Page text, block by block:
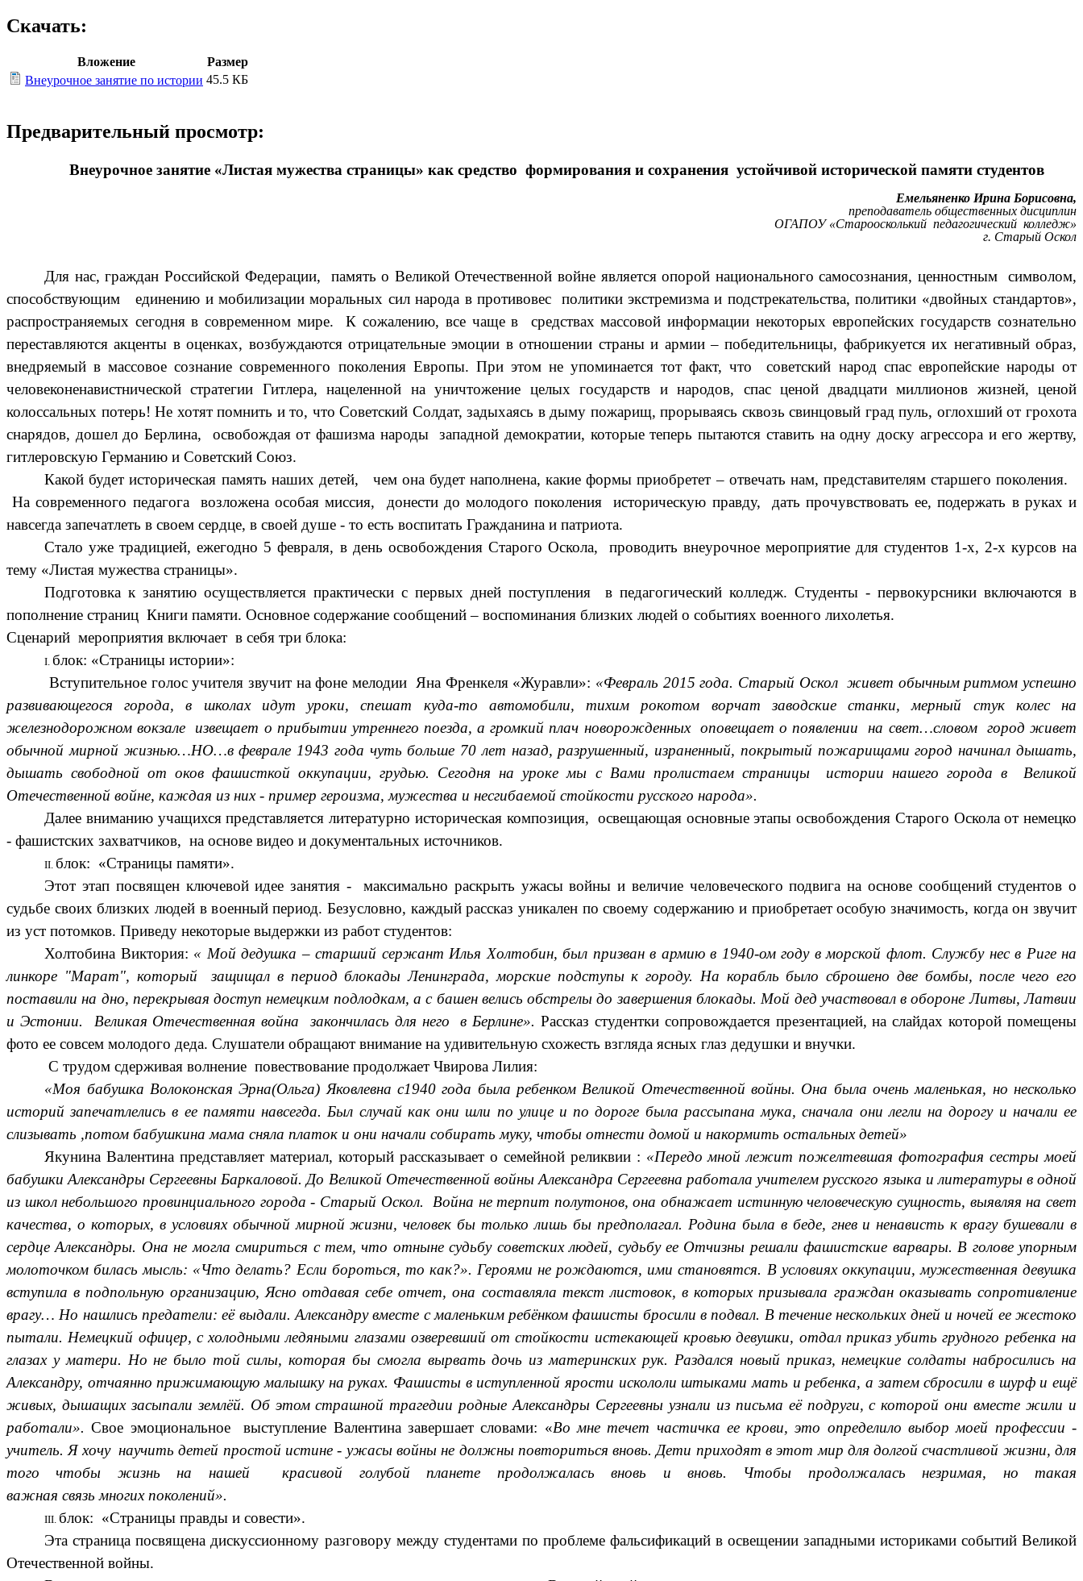
Скачать:
Вложение
Размер
Внеурочное занятие по истории 45.5 КБ
Предварительный просмотр:
Внеурочное занятие «Листая мужества страницы» как средство формирования и сохранения устойчивой исторической памяти студентов
Емельяненко Ирина Борисовна,
преподаватель общественных дисциплин
ОГАПОУ «Староосколький педагогический колледж»
г. Старый Оскол
Для нас, граждан Российской Федерации, память о Великой Отечественной войне является опорой национального самосознания, ценностным символом,
способствующим единению и мобилизации моральных сил народа в противовес политики экстремизма и подстрекательства, политики «двойных стандартов»,
распространяемых сегодня в современном мире. К сожалению, все чаще в средствах массовой информации некоторых европейских государств сознательно
переставляются акценты в оценках, возбуждаются отрицательные эмоции в отношении страны и армии – победительницы, фабрикуется их негативный образ,
внедряемый в массовое сознание современного поколения Европы. При этом не упоминается тот факт, что советский народ спас европейские народы от
человеконенавистнической стратегии Гитлера, нацеленной на уничтожение целых государств и народов, спас ценой двадцати миллионов жизней, ценой
колоссальных потерь! Не хотят помнить и то, что Советский Солдат, задыхаясь в дыму пожарищ, прорываясь сквозь свинцовый град пуль, оглохший от грохота
снарядов, дошел до Берлина, освобождая от фашизма народы западной демократии, которые теперь пытаются ставить на одну доску агрессора и его жертву,
гитлеровскую Германию и Советский Союз.
Какой будет историческая память наших детей, чем она будет наполнена, какие формы приобретет – отвечать нам, представителям старшего поколения.
На современного педагога возложена особая миссия, донести до молодого поколения историческую правду, дать прочувствовать ее, подержать в руках и
навсегда запечатлеть в своем сердце, в своей душе - то есть воспитать Гражданина и патриота.
Стало уже традицией, ежегодно 5 февраля, в день освобождения Старого Оскола, проводить внеурочное мероприятие для студентов 1-х, 2-х курсов на
тему «Листая мужества страницы».
Подготовка к занятию осуществляется практически с первых дней поступления в педагогический колледж. Студенты - первокурсники включаются в
пополнение страниц Книги памяти. Основное содержание сообщений – воспоминания близких людей о событиях военного лихолетья.
Сценарий мероприятия включает в себя три блока:
блок: «Страницы истории»:
Вступительное голос учителя звучит на фоне мелодии Яна Френкеля «Журавли»: «Февраль 2015 года. Старый Оскол живет обычным ритмом успешно
развивающегося города, в школах идут уроки, спешат куда-то автомобили, тихим рокотом ворчат заводские станки, мерный стук колес на
железнодорожном вокзале извещает о прибытии утреннего поезда, а громкий плач новорожденных оповещает о появлении на свет…словом город живет
обычной мирной жизнью…НО…в феврале 1943 года чуть больше 70 лет назад, разрушенный, израненный, покрытый пожарищами город начинал дышать,
дышать свободной от оков фашисткой оккупации, грудью. Сегодня на уроке мы с Вами пролистаем страницы истории нашего города в Великой
Отечественной войне, каждая из них - пример героизма, мужества и несгибаемой стойкости русского народа».
Далее вниманию учащихся представляется литературно историческая композиция, освещающая основные этапы освобождения Старого Оскола от немецко
- фашистских захватчиков, на основе видео и документальных источников.
блок: «Страницы памяти».
Этот этап посвящен ключевой идее занятия - максимально раскрыть ужасы войны и величие человеческого подвига на основе сообщений студентов о
судьбе своих близких людей в военный период. Безусловно, каждый рассказ уникален по своему содержанию и приобретает особую значимость, когда он звучит
из уст потомков. Приведу некоторые выдержки из работ студентов:
Холтобина Виктория: « Мой дедушка – старший сержант Илья Холтобин, был призван в армию в 1940-ом году в морской флот. Службу нес в Риге на
линкоре "Марат", который защищал в период блокады Ленинграда, морские подступы к городу. На корабль было сброшено две бомбы, после чего его
поставили на дно, перекрывая доступ немецким подлодкам, а с башен велись обстрелы до завершения блокады. Мой дед участвовал в обороне Литвы, Латвии
и Эстонии. Великая Отечественная война закончилась для него в Берлине».Рассказ студентки сопровождается презентацией, на слайдах которой помещены
фото ее совсем молодого деда. Слушатели обращают внимание на удивительную схожесть взгляда ясных глаз дедушки и внучки.
С трудом сдерживая волнение повествование продолжает Чвирова Лилия:
«Моя бабушка Волоконская Эрна(Ольга) Яковлевна с1940 года была ребенком Великой Отечественной войны. Она была очень маленькая, но несколько
историй запечатлелись в ее памяти навсегда. Был случай как они шли по улице и по дороге была рассыпана мука, сначала они легли на дорогу и начали ее
слизывать ,потом бабушкина мама сняла платок и они начали собирать муку, чтобы отнести домой и накормить остальных детей»
Якунина Валентина представляет материал, который рассказывает о семейной реликвии : «Передо мной лежит пожелтевшая фотография сестры моей
бабушки Александры Сергеевны Баркаловой. До Великой Отечественной войны Александра Сергеевна работала учителем русского языка и литературы в одной
из школ небольшого провинциального города - Старый Оскол. Война не терпит полутонов, она обнажает истинную человеческую сущность, выявляя на свет
качества, о которых, в условиях обычной мирной жизни, человек бы только лишь бы предполагал. Родина была в беде, гнев и ненависть к врагу бушевали в
сердце Александры. Она не могла смириться с тем, что отныне судьбу советских людей, судьбу ее Отчизны решали фашистские варвары. В голове упорным
молоточком билась мысль: «Что делать? Если бороться, то как?». Героями не рождаются, ими становятся. В условиях оккупации, мужественная девушка
вступила в подпольную организацию, Ясно отдавая себе отчет, она составляла текст листовок, в которых призывала граждан оказывать сопротивление
врагу… Но нашлись предатели: её выдали. Александру вместе с маленьким ребёнком фашисты бросили в подвал. В течение нескольких дней и ночей ее жестоко
пытали. Немецкий офицер, с холодными ледяными глазами озверевший от стойкости истекающей кровью девушки, отдал приказ убить грудного ребенка на
глазах у матери. Но не было той силы, которая бы смогла вырвать дочь из материнских рук. Раздался новый приказ, немецкие солдаты набросились на
Александру, отчаянно прижимающую малышку на руках. Фашисты в иступленной ярости искололи штыками мать и ребенка, а затем сбросили в шурф и ещё
живых, дышащих засыпали землёй. Об этом страшной трагедии родные Александры Сергеевны узнали из письма её подруги, с которой они вместе жили и
работали».Свое эмоциональное выступление Валентина завершает словами: «Во мне течет частичка ее крови, это определило выбор моей профессии -
учитель. Я хочу научить детей простой истине - ужасы войны не должны повториться вновь. Дети приходят в этот мир для долгой счастливой жизни, для
того чтобы жизнь на нашей красивой голубой планете продолжалась вновь и вновь. Чтобы продолжалась незримая, но такая
важная связь многих поколений».
блок: «Страницы правды и совести».
Эта страница посвящена дискуссионному разговору между студентами по проблеме фальсификаций в освещении западными историками событий Великой
Отечественной войны.